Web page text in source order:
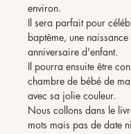
environ.
Il sera parfait pour
baptême, une naissance
anniversaire d'enfant.
Il pourra ensuite être
chambre de bébé de
avec sa jolie couleur.
Nous collons dans le
mots mais pas de date